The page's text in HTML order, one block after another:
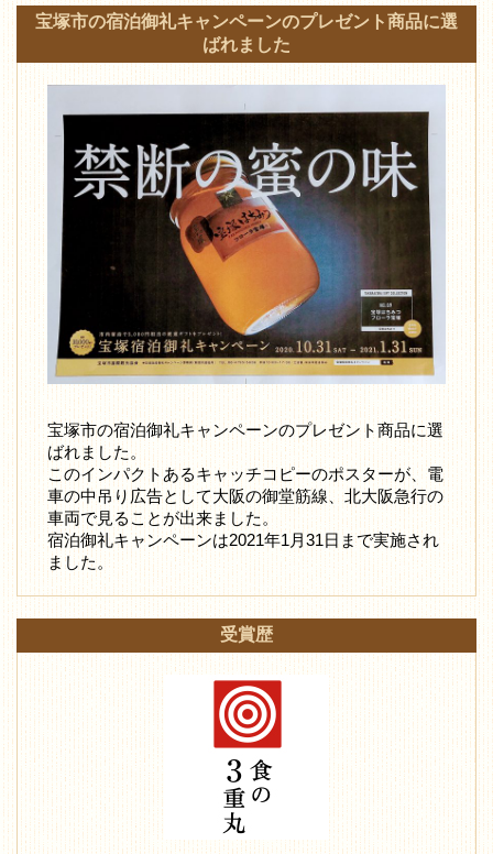
宝塚市の宿泊御礼キャンペーンのプレゼント商品に選
ばれました
宝塚市の宿泊御礼キャンペーンのプレゼント商品に選
ばれました。
このインパクトあるキャッチコピーのポスターが、電
車の中吊り広告として大阪の御堂筋線、北大阪急行の
車両で見ることが出来ました。
宿泊御礼キャンペーンは2021年1月31日まで実施され
ました。
受賞歴